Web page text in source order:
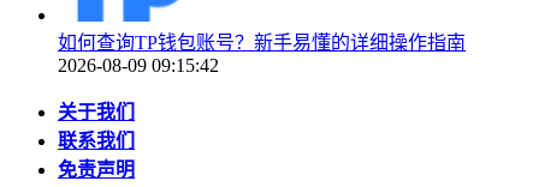
如何查询TP钱包账号？新手易懂的详细操作指南
2026-08-09 09:15:42
关于我们
联系我们
免责声明